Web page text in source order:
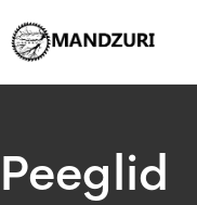
Peeglid